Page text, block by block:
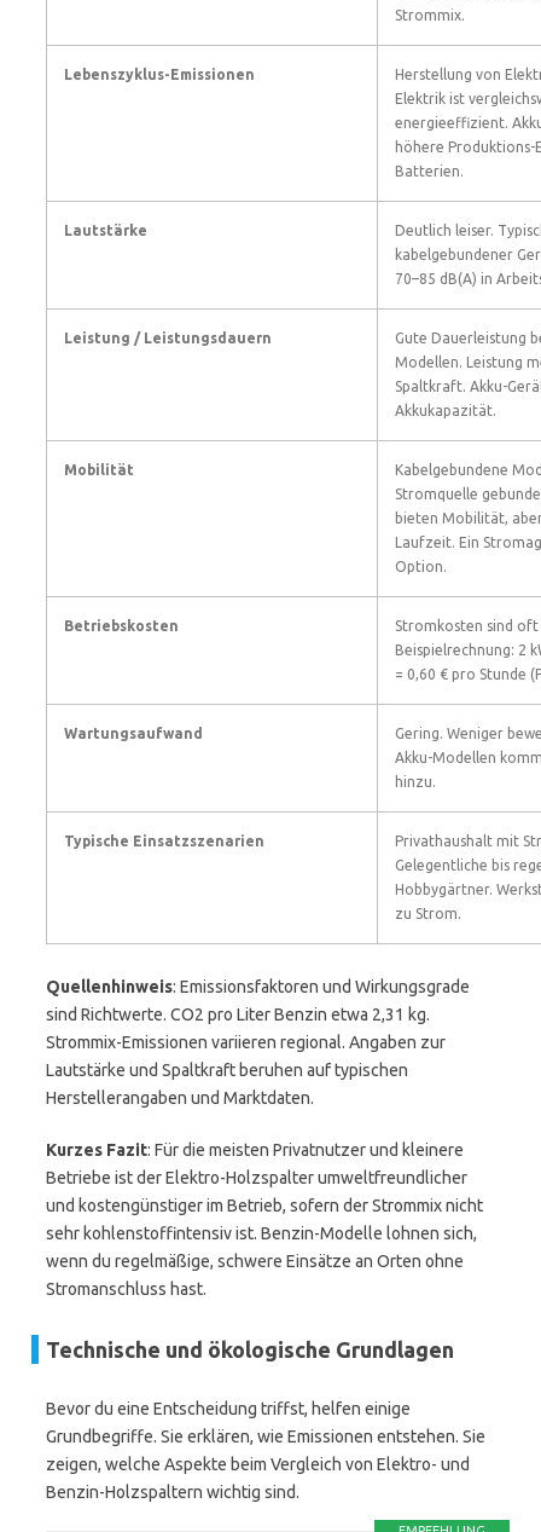
Strommix.
Lebenszyklus-Emissionen
Herstellung von
Elektrik ist
energieeffizient.
höhere Produktions-
Batterien.
Lautstärke
Deutlich leiser.
kabelgebundener
70–85 dB(A) in
Leistung / Leistungsdauern
Gute Dauerleistung
Modellen. Leistung
Spaltkraft. Akku-
Akkukapazität.
Mobilität
Kabelgebundene
Stromquelle
bieten Mobilität,
Laufzeit. Ein
Option.
Betriebskosten
Stromkosten sind oft
Beispielrechnung: 2
= 0,60 € pro Stunde
Wartungsaufwand
Gering. Weniger
Akku-Modellen
hinzu.
Typische Einsatzszenarien
Privathaushalt mit
Gelegentliche bis
Hobbygärtner.
zu Strom.
Quellenhinweis: Emissionsfaktoren und Wirkungsgrade
sind Richtwerte. CO2 pro Liter Benzin etwa 2,31 kg.
Strommix-Emissionen variieren regional. Angaben zur
Lautstärke und Spaltkraft beruhen auf typischen
Herstellerangaben und Marktdaten.
Kurzes Fazit: Für die meisten Privatnutzer und kleinere
Betriebe ist der Elektro-Holzspalter umweltfreundlicher
und kostengünstiger im Betrieb, sofern der Strommix nicht
sehr kohlenstoffintensiv ist. Benzin-Modelle lohnen sich,
wenn du regelmäßige, schwere Einsätze an Orten ohne
Stromanschluss hast.
Technische und ökologische Grundlagen
Bevor du eine Entscheidung triffst, helfen einige
Grundbegriffe. Sie erklären, wie Emissionen entstehen. Sie
zeigen, welche Aspekte beim Vergleich von Elektro- und
Benzin-Holzspaltern wichtig sind.